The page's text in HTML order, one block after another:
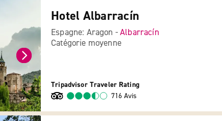
Hotel Albarracín
Espagne: Aragon -Albarracín
Catégorie moyenne
Tripadvisor Traveler Rating
716 Avis